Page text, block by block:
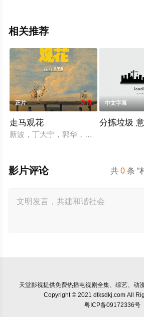
相关推荐
正片 9.0
走马观花
新波，丁大宁，郭华，程一木他们毕业
中文字幕
分拣垃圾
共0 条 “
影片评论
天堂影视提供免费热播电视剧全集、综艺、动
Copyright © 2021 dtksdkj.com All
粤ICP备09172336号